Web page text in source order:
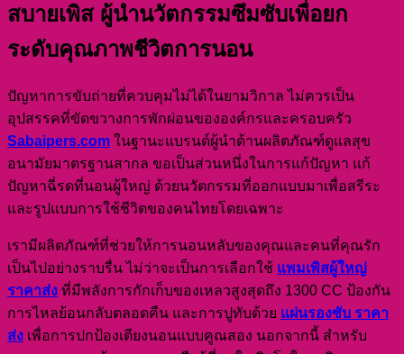
สบายเพิส ผู้นำนวัตกรรมซึมซับเพื่อยก
ระดับคุณภาพชีวิตการนอน
ปัญหาการขับถ่ายที่ควบคุมไม่ได้ในยามวิกาล ไม่ควรเป็น
อุปสรรคที่ขัดขวางการพักผ่อนขององค์กรและครอบครัว
Sabaipers.com ในฐานะแบรนด์ผู้นำด้านผลิตภัณฑ์ดูแลสุข
อนามัยมาตรฐานสากล ขอเป็นส่วนหนึ่งในการแก้ปัญหา แก้
ปัญหาฉี่รดที่นอนผู้ใหญ่ ด้วยนวัตกรรมที่ออกแบบมาเพื่อสรีระ
และรูปแบบการใช้ชีวิตของคนไทยโดยเฉพาะ
เรามีผลิตภัณฑ์ที่ช่วยให้การนอนหลับของคุณและคนที่คุณรัก
เป็นไปอย่างราบรื่น ไม่ว่าจะเป็นการเลือกใช้ แพมเพิสผู้ใหญ่
ราคาส่ง ที่มีพลังการกักเก็บของเหลวสูงสุดถึง 1300 CC ป้องกัน
การไหลย้อนกลับตลอดคืน และการปูทับด้วย แผ่นรองซับ ราคา
ส่ง เพื่อการปกป้องเตียงนอนแบบคูณสอง นอกจากนี้ สำหรับ